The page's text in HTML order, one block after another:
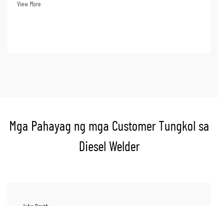
View More
Mga Pahayag ng mga Customer Tungkol sa
Diesel Welder